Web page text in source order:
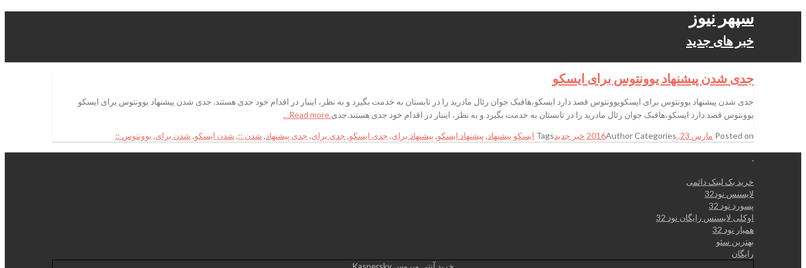
سپهر نیوز
خبر های جدید
جدی شدن پیشنهاد یوونتوس برای ایسکو
جدی شدن پیشنهاد یوونتوس برای ایسکویوونتوس قصد دارد ایسکو،‌هافبک جوان رئال مادرید را در تابستان به خدمت بگیرد و به نظر، اینبار در اقدام خود جدی هستند. جدی شدن پیشنهاد یوونتوس برای ایسکو
یوونتوس قصد دارد ایسکو،‌هافبک جوان رئال مادرید را در تابستان به خدمت بگیرد و به نظر، اینبار در اقدام خود جدی هستند.جدی
Posted on مارس 23, 2016 AuthorCategories خبر جدیدTags ایسکو پیشنهاد, پیشنهاد ایسکو, پیشنهاد برای, جدی ایسکو, جدی برای, جدی پیشنهاد, شدن ::, شدن ایسکو, شدن برای, یوونتوس ::
.
خرید بک لینک دائمی
لایسنس نود32
پسورد نود 32
اوکلی لایسنس رایگان نود 32
همیار نود 32
بهترین سئو
رایگان
خرید آنتی ویروس Kaspersky